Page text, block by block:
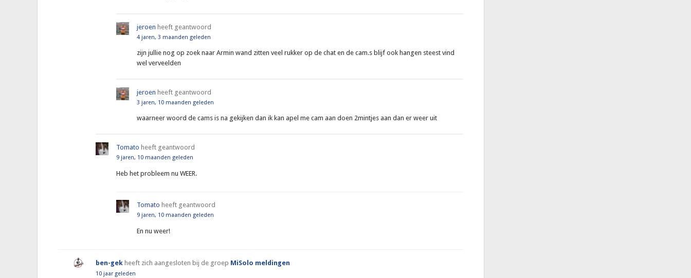
jeroen heeft geantwoord
4 jaren, 3 maanden geleden
zijn jullie nog op zoek naar Armin wand zitten veel rukker op de chat en de cam.s blijf ook hangen steest vind
wel verveelden
jeroen heeft geantwoord
3 jaren, 10 maanden geleden
waarneer woord de cams is na gekijken dan ik kan apel me cam aan doen 2mintjes aan dan er weer uit
Tomato heeft geantwoord
9 jaren, 10 maanden geleden
Heb het probleem nu WEER.
Tomato heeft geantwoord
9 jaren, 10 maanden geleden
En nu weer!
ben-gek heeft zich aangesloten bij de groep MiSolo meldingen
10 jaar geleden